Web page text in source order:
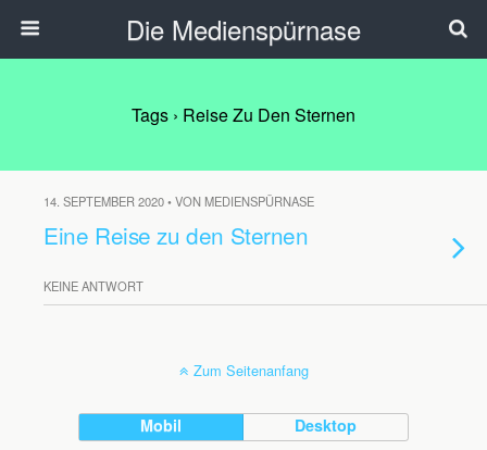
Die Medienspürnase
Tags › Reise Zu Den Sternen
14. SEPTEMBER 2020 • VON MEDIENSPÜRNASE
Eine Reise zu den Sternen
KEINE ANTWORT
Zum Seitenanfang
Mobil Desktop